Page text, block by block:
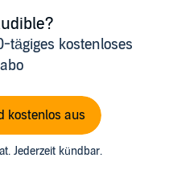
tägiges kostenloses
kostenlos aus
Jederzeit kündbar.